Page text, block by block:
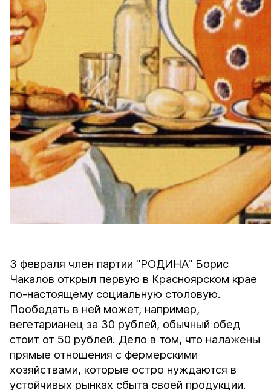
3 февраля член партии "РОДИНА" Борис
Чакалов открыл первую в Красноярском крае
по-настоящему социальную столовую.
Пообедать в ней может, например,
вегетарианец за 30 рублей, обычный обед
стоит от 50 рублей. Дело в том, что налажены
прямые отношения с фермерскими
хозяйствами, которые остро нуждаются в
устойчивых рынках сбыта своей продукции.